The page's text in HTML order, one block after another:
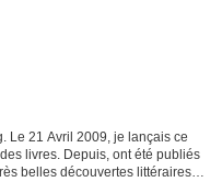
Le 21 Avril 2009, je lançais ce
livres. Depuis, ont été publiés
belles découvertes littéraires,